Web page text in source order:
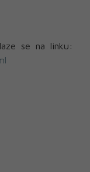
se na linku: